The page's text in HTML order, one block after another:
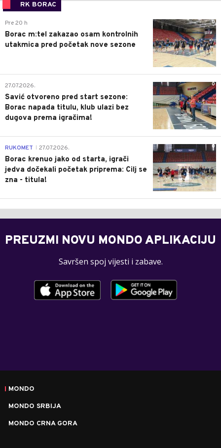
RK BORAC
0
Pre 20 h
Borac m:tel zakazao osam kontrolnih
utakmica pred početak nove sezone
0
27.07.2026.
Savić otvoreno pred start sezone:
Borac napada titulu, klub ulazi bez
dugova prema igračima!
0
RUKOMET 27.07.2026.
Borac krenuo jako od starta, igrači
jedva dočekali početak priprema: Cilj se
zna - titula!
PREUZMI NOVU MONDO APLIKACIJU
Savršen spoj vijesti i zabave.
MONDO
MONDO SRBIJA
MONDO CRNA GORA